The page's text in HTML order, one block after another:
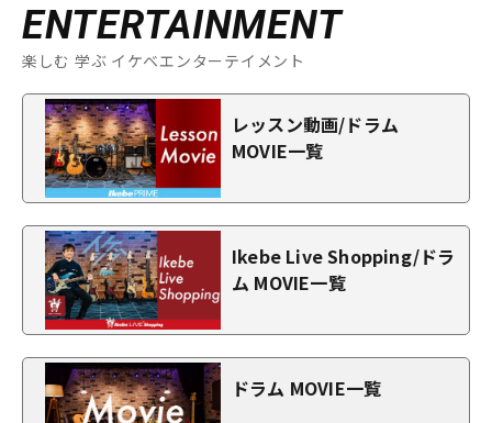
ENTERTAINMENT
楽しむ 学ぶ イケベエンターテイメント
レッスン動画/ドラム
MOVIE一覧
Ikebe Live Shopping/ドラ
ム MOVIE一覧
ドラム MOVIE一覧